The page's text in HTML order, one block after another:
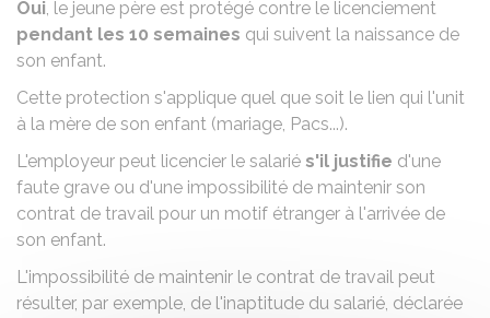
Oui, le jeune père est protégé contre le licenciement
pendant les 10 semaines qui suivent la naissance de
son enfant.
Cette protection s'applique quel que soit le lien qui l'unit
à la mère de son enfant (mariage, Pacs...).
L'employeur peut licencier le salarié s'il justifie d'une
faute grave ou d'une impossibilité de maintenir son
contrat de travail pour un motif étranger à l'arrivée de
son enfant.
L'impossibilité de maintenir le contrat de travail peut
résulter, par exemple, de l'inaptitude du salarié, déclarée